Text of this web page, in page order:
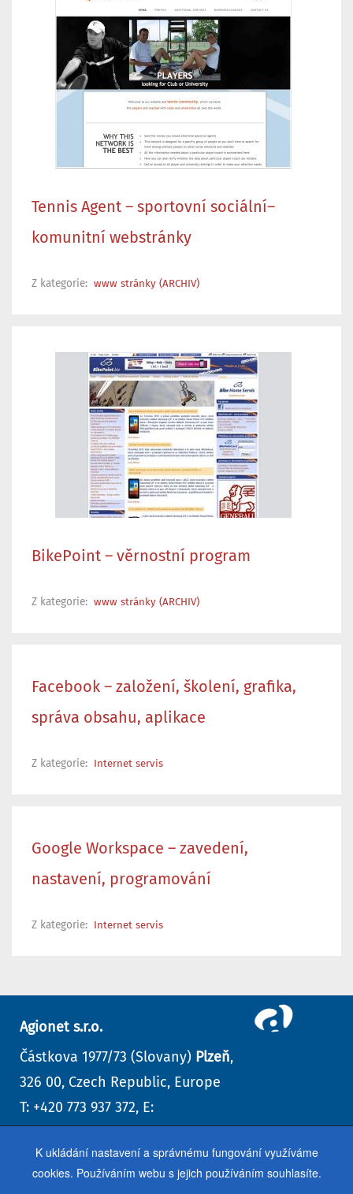
Tennis Agent – sportovní sociální–
komunitní webstránky
Z kategorie: www stránky (ARCHIV)
BikePoint – věrnostní program
Z kategorie: www stránky (ARCHIV)
Facebook – založení, školení, grafika,
správa obsahu, aplikace
Z kategorie: Internet servis
Google Workspace – zavedení,
nastavení, programování
Z kategorie: Internet servis
Agionet s.r.o.
Částkova 1977/73 (Slovany) Plzeň,
326 00, Czech Republic, Europe
T: +420 773 937 372, E:
Kontaktní formulář , další kontakty
K ukládání nastavení a správnému fungování využíváme
cookies. Používáním webu s jejich používáním souhlasíte.